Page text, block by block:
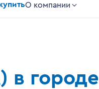
О компании
в городе